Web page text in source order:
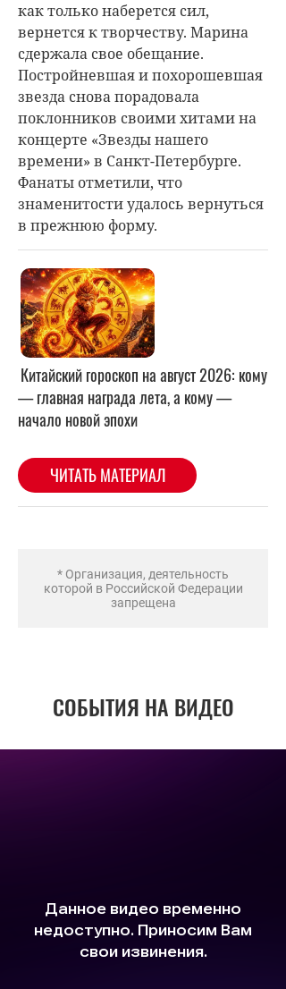
как только наберется сил,
вернется к творчеству. Марина
сдержала свое обещание.
Постройневшая и похорошевшая
звезда снова порадовала
поклонников своими хитами на
концерте «Звезды нашего
времени» в Санкт-Петербурге.
Фанаты отметили, что
знаменитости удалось вернуться
в прежнюю форму.
* Организация, деятельность
которой в Российской Федерации
запрещена
СОБЫТИЯ НА ВИДЕО